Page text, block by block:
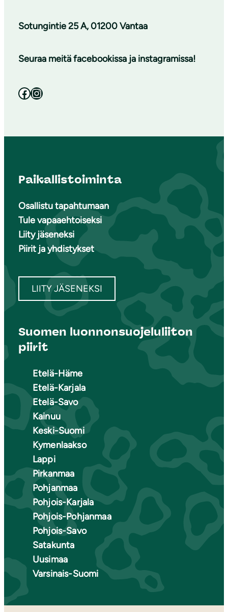
Sotungintie 25 A, 01200 Vantaa
Seuraa meitä facebookissa ja instagramissa!
Facebook Instagram
Paikallistoiminta
Osallistu tapahtumaan
Tule vapaaehtoiseksi
Liity jäseneksi
Piirit ja yhdistykset
LIITY JÄSENEKSI
Suomen luonnonsuojeluliiton
piirit
Etelä-Häme
Etelä-Karjala
Etelä-Savo
Kainuu
Keski-Suomi
Kymenlaakso
Lappi
Pirkanmaa
Pohjanmaa
Pohjois-Karjala
Pohjois-Pohjanmaa
Pohjois-Savo
Satakunta
Uusimaa
Varsinais-Suomi